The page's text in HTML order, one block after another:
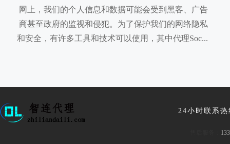
网上，我们的个人信息和数据可能会受到黑客、广告
商甚至政府的监视和侵犯。为了保护我们的网络隐私
和安全，有许多工具和技术可以使用，其中代理Soc...
24小时联系